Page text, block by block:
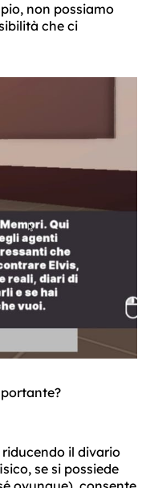
non possiamo
che ci
il divario
se si possiede